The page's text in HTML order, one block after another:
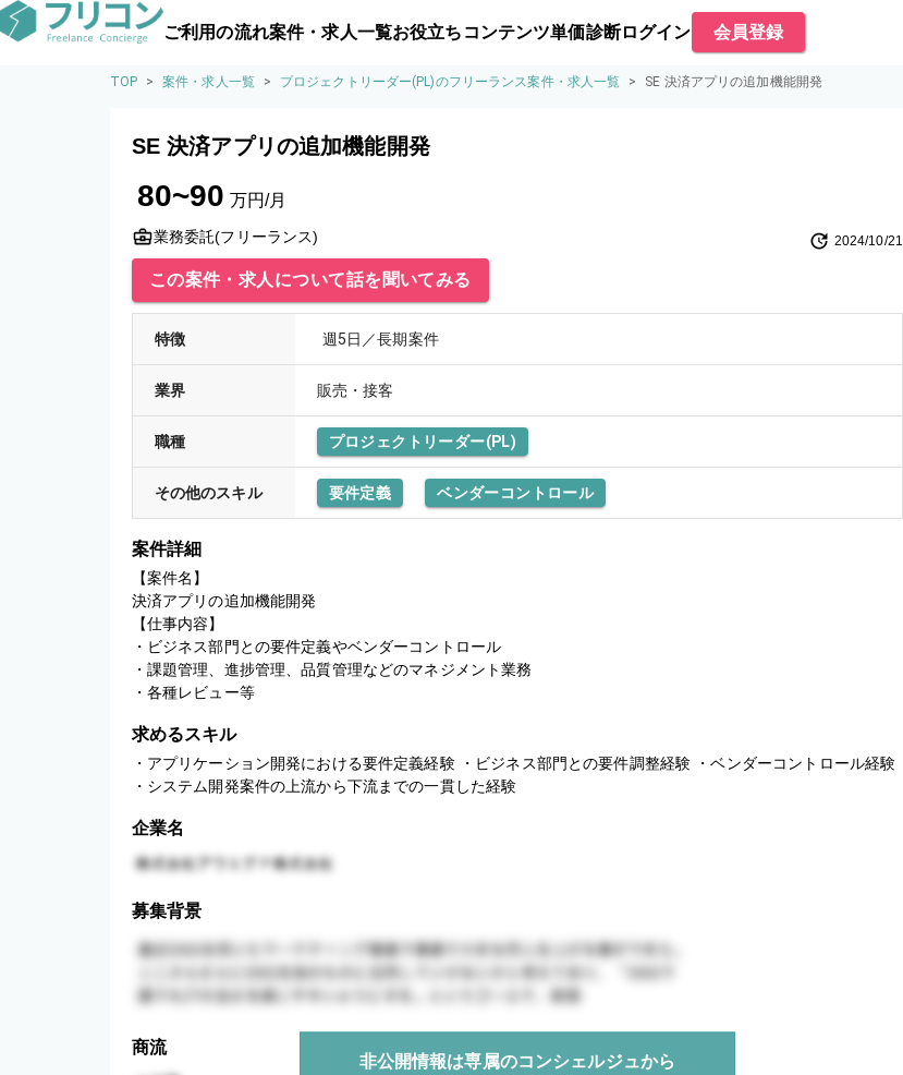
ご利用の流れ案件・求人一覧お役立ちコンテンツ単価診断ログイン 会員登録
TOP > 案件・求人一覧 > プロジェクトリーダー(PL)のフリーランス案件・求人一覧 > SE 決済アプリの追加機能開発
SE 決済アプリの追加機能開発
80~90 万円/月
業務委託(フリーランス) 2024/10/21
この案件・求人について話を聞いてみる
特徴 週5日／長期案件
業界 販売・接客
職種 プロジェクトリーダー(PL)
その他のスキル 要件定義 ベンダーコントロール
案件詳細
【案件名】
決済アプリの追加機能開発
【仕事内容】
・ビジネス部門との要件定義やベンダーコントロール
・課題管理、進捗管理、品質管理などのマネジメント業務
・各種レビュー等
求めるスキル
・アプリケーション開発における要件定義経験 ・ビジネス部門との要件調整経験 ・ベンダーコントロール経験
・システム開発案件の上流から下流までの一貫した経験
企業名
募集背景
商流
非公開情報は専属のコンシェルジュから